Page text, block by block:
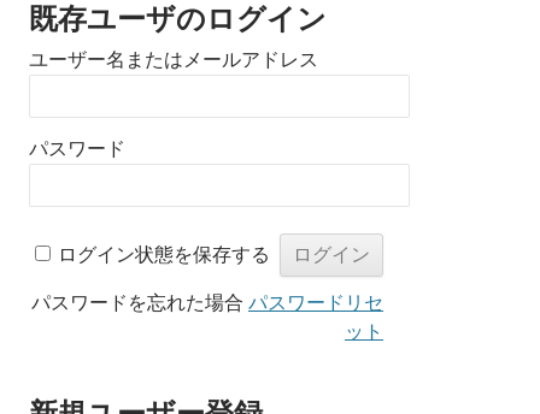
既存ユーザのログイン
ユーザー名またはメールアドレス
パスワード
ログイン状態を保存する
パスワードを忘れた場合 パスワードリセ
ット